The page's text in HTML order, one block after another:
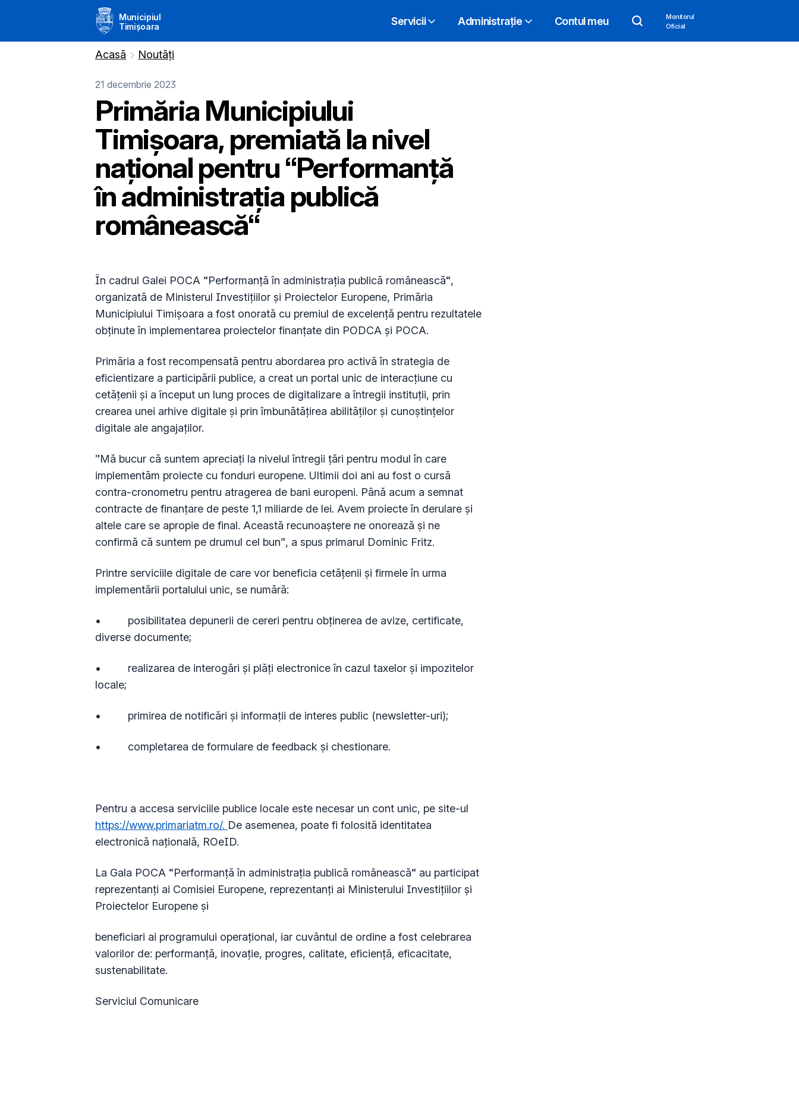
Municipiul
Timișoara
Servicii Administrație Contul meu
Monitorul
Oficial
Acasă Noutăți
21 decembrie 2023
Primăria Municipiului
Timișoara, premiată la nivel
național pentru “Performanță
în administrația publică
românească“
În cadrul Galei POCA “Performanță în administrația publică românească“,
organizată de Ministerul Investițiilor și Proiectelor Europene, Primăria
Municipiului Timișoara a fost onorată cu premiul de excelență pentru rezultatele
obținute în implementarea proiectelor finanțate din PODCA și POCA.
Primăria a fost recompensată pentru abordarea pro activă în strategia de
eficientizare a participării publice, a creat un portal unic de interacțiune cu
cetățenii și a început un lung proces de digitalizare a întregii instituții, prin
crearea unei arhive digitale și prin îmbunătățirea abilităților și cunoștințelor
digitale ale angajaților.
”Mă bucur că suntem apreciați la nivelul întregii țări pentru modul în care
implementăm proiecte cu fonduri europene. Ultimii doi ani au fost o cursă
contra-cronometru pentru atragerea de bani europeni. Până acum a semnat
contracte de finanțare de peste 1,1 miliarde de lei. Avem proiecte în derulare și
altele care se apropie de final. Această recunoaștere ne onorează și ne
confirmă că suntem pe drumul cel bun”, a spus primarul Dominic Fritz.
Printre serviciile digitale de care vor beneficia cetățenii și firmele în urma
implementării portalului unic, se numără:
• posibilitatea depunerii de cereri pentru obținerea de avize, certificate,
diverse documente;
• realizarea de interogări și plăți electronice în cazul taxelor și impozitelor
locale;
• primirea de notificări și informații de interes public (newsletter-uri);
• completarea de formulare de feedback și chestionare.
Pentru a accesa serviciile publice locale este necesar un cont unic, pe site-ul
https://www.primariatm.ro/. De asemenea, poate fi folosită identitatea
electronică națională, ROeID.
La Gala POCA “Performanță în administrația publică românească“ au participat
reprezentanți ai Comisiei Europene, reprezentanți ai Ministerului Investițiilor și
Proiectelor Europene și
beneficiari ai programului operațional, iar cuvântul de ordine a fost celebrarea
valorilor de: performanță, inovație, progres, calitate, eficiență, eficacitate,
sustenabilitate.
Serviciul Comunicare